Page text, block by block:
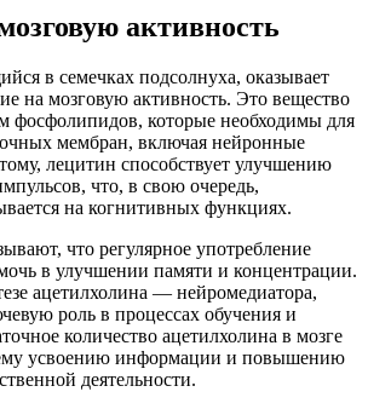
активность
в семечках подсолнуха, оказывает
на мозговую активность. Это вещество
фосфолипидов, которые необходимы для
мембран, включая нейронные
лецитин способствует улучшению
что, в свою очередь,
на когнитивных функциях.
что регулярное употребление
в улучшении памяти и концентрации.
ацетилхолина — нейромедиатора,
роль в процессах обучения и
количество ацетилхолина в мозге
усвоению информации и повышению
деятельности.